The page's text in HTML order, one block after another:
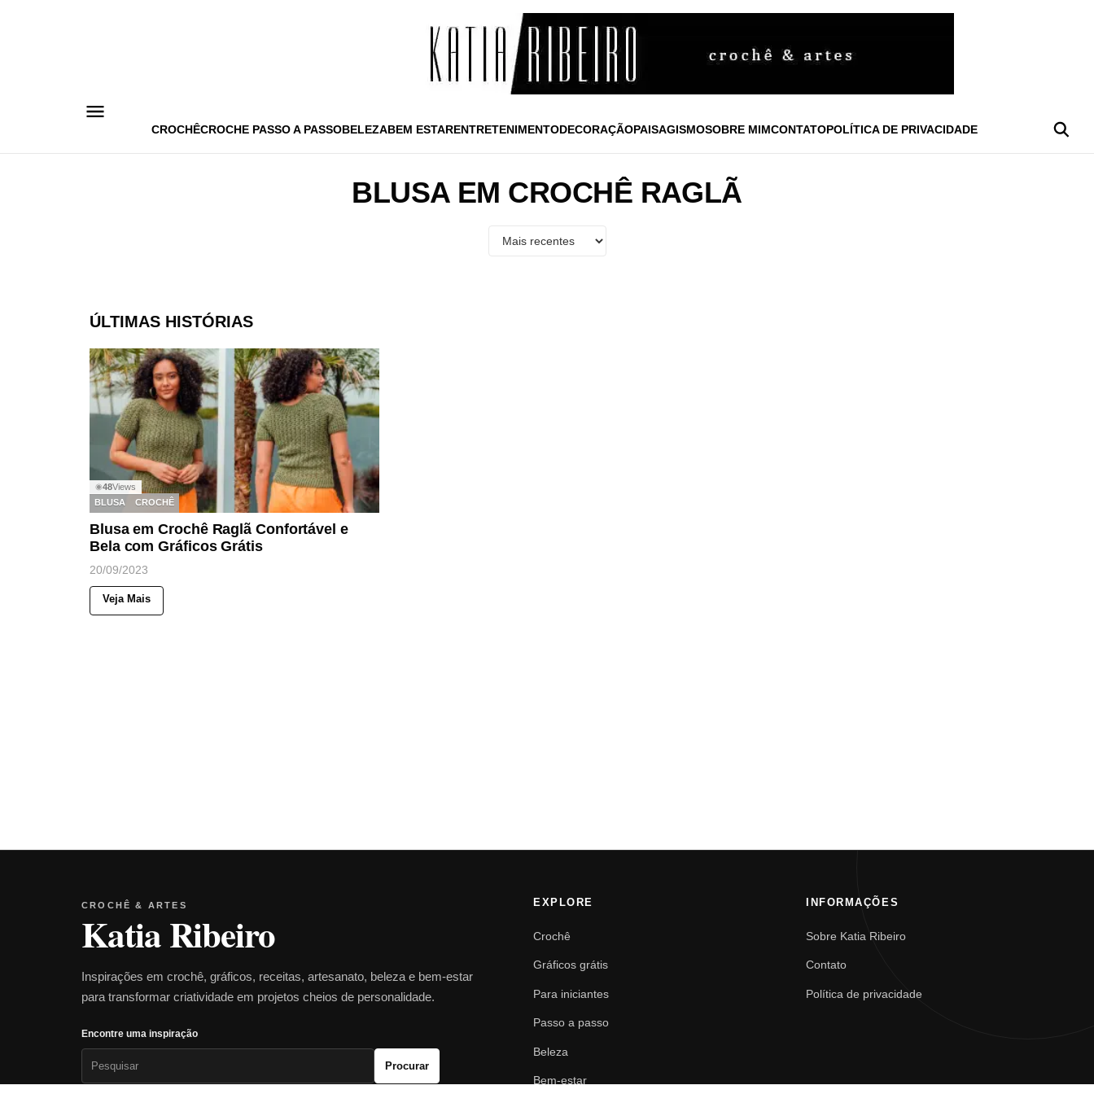
CROCHÊCROCHE PASSO A PASSOBELEZABEM ESTARENTRETENIMENTODECORAÇÃOPAISAGISMOSOBRE MIMCONTATOPOLÍTICA DE PRIVACIDADE
BLUSA EM CROCHÊ RAGLÃ
ÚLTIMAS HISTÓRIAS
◉48Views
BLUSA
CROCHÊ
Blusa em Crochê Raglã Confortável e
Bela com Gráficos Grátis
20/09/2023
Veja Mais
CROCHÊ & ARTES
Katia Ribeiro
Inspirações em crochê, gráficos, receitas, artesanato, beleza e bem-estar
para transformar criatividade em projetos cheios de personalidade.
Encontre uma inspiração
Procurar
EXPLORE
Crochê
Gráficos grátis
Para iniciantes
Passo a passo
Beleza
Bem-estar
INFORMAÇÕES
Sobre Katia Ribeiro
Contato
Política de privacidade